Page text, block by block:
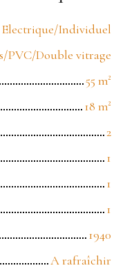
Electrique/Individuel
PVC/Double vitrage
55 m²
18 m²
2
1
1
1
1940
A rafraîchir